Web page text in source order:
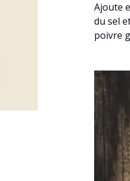
Ajoute
du sel
poivre